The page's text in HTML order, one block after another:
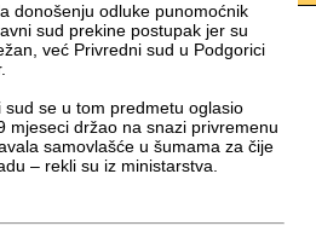
donošenju odluke punomoćnik
sud prekine postupak jer su
već Privredni sud u Podgorici
se u tom predmetu oglasio
mjeseci držao na snazi privremenu
samovlašće u šumama za čije
– rekli su iz ministarstva.